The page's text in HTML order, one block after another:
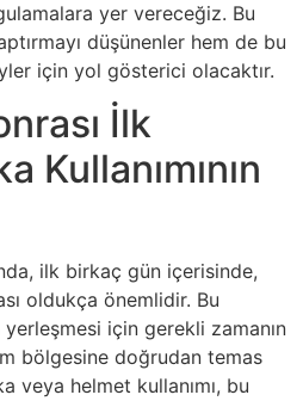
yer vereceğiz. Bu
düşünenler hem de bu
için yol gösterici olacaktır.
İlk
Kullanımının
ilk birkaç gün içerisinde,
oldukça önemlidir. Bu
için gerekli zamanın
bölgesine doğrudan temas
veya helmet kullanımı, bu